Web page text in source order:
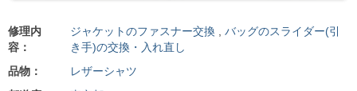
修理内
容：
ジャケットのファスナー交換
バッグのスライダー(引
き手)の交換・入れ直し
品物：
レザーシャツ